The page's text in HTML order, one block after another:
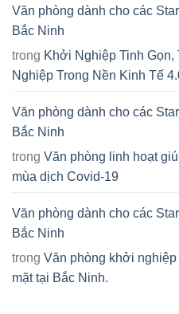
Văn phòng dành cho các
Bắc Ninh
trong Khởi Nghiệp Tinh Gọn,
Nghiệp Trong Nền Kinh Tế
Văn phòng dành cho các
Bắc Ninh
trong Văn phòng linh hoạt
mùa dịch Covid-19
Văn phòng dành cho các
Bắc Ninh
trong Văn phòng khởi nghiệp
mặt tại Bắc Ninh.